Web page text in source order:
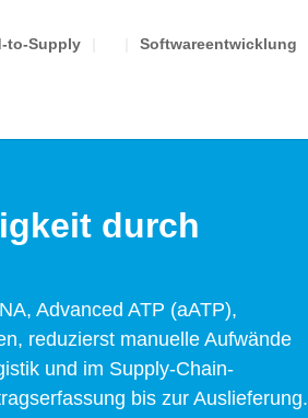
to-Supply Softwareentwicklung
durch
Advanced ATP (aATP),
reduzierst manuelle Aufwände
und im Supply-Chain-
bis zur Auslieferung.